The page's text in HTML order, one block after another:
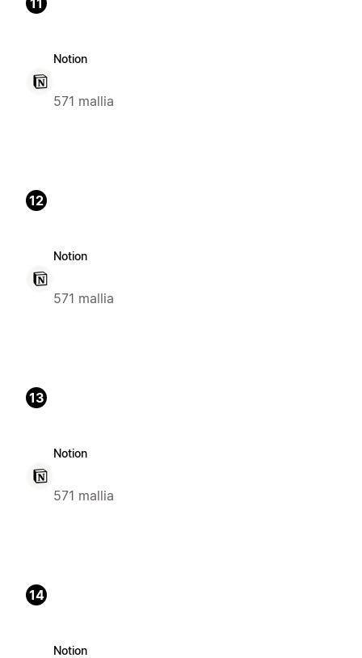
Notion
571 mallia
12
Notion
571 mallia
13
Notion
571 mallia
14
Notion